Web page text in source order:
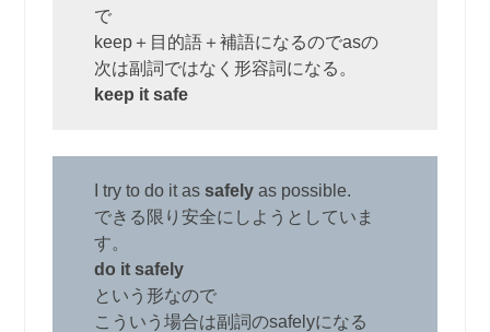
で
keep＋目的語＋補語になるのでasの
次は副詞ではなく形容詞になる。
keep it safe
I try to do it assafely as possible.
できる限り安全にしようとしていま
す。
do it safely
という形なので
こういう場合は副詞のsafelyになる